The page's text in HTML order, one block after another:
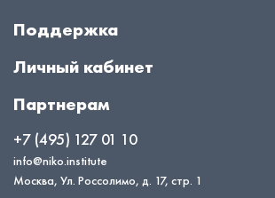
Поддержка
Личный кабинет
Партнерам
+7 (495) 127 01 10
info@niko.institute
Москва, Ул. Россолимо, д. 17, стр. 1